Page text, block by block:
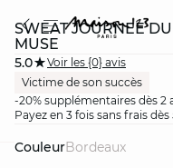
SWEAT JOURNÉE
MUSE
5.0
Voir les {0} avis
Victime de son succès
-20% supplémentaires dès 2
Payez en 3 fois sans frais
Couleur
bordeaux